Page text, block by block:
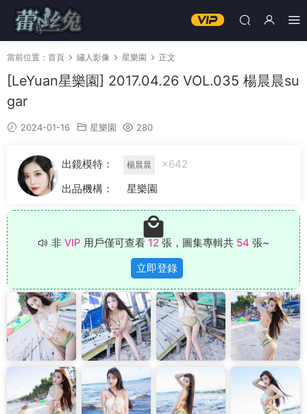
當前位置： 首頁 繡人影像 星樂園 正文
[LeYuan星樂園] 2017.04.26 VOL.035 楊晨晨su
gar
2024-01-16 星樂園 280
出鏡模特： 楊晨晨
×642
出品機構：
星樂園
非 VIP 用戶僅可查看 12 張，圖集專輯共 54 張~
立即登錄